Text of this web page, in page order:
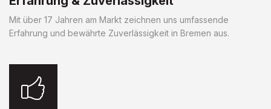
Mit über 17 Jahren am Markt zeichnen uns umfassende
Erfahrung und bewährte Zuverlässigkeit in Bremen aus.